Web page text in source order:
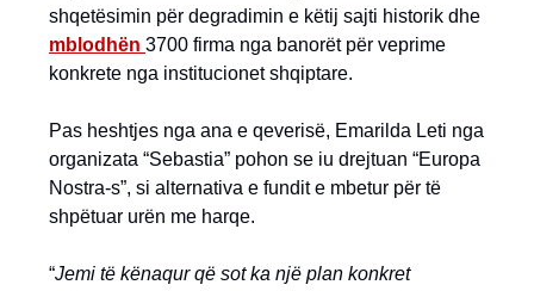
shqetësimin për degradimin e këtij sajti historik dhe
mblodhën 3700 firma nga banorët për veprime
konkrete nga institucionet shqiptare.
Pas heshtjes nga ana e qeverisë, Emarilda Leti nga
organizata “Sebastia” pohon se iu drejtuan “Europa
Nostra-s”, si alternativa e fundit e mbetur për të
shpëtuar urën me harqe.
“Jemi të kënaqur që sot ka një plan konkret